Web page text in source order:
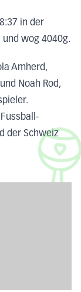
in der
und wog 4040g.
Amherd,
Noah Rod,
der Schweiz